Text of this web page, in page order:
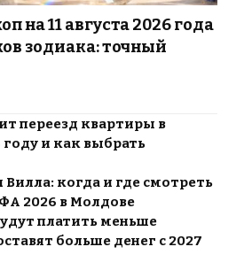
на 11 августа 2026 года
зодиака: точный
переезд квартиры в
и как выбрать
когда и где смотреть
2026 в Молдове
платить меньше
больше денег с 2027